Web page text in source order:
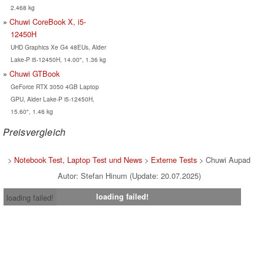
2.468 kg
Chuwi CoreBook X, i5-
12450H
UHD Graphics Xe G4 48EUs, Alder
Lake-P i5-12450H, 14.00", 1.36 kg
Chuwi GTBook
GeForce RTX 3050 4GB Laptop
GPU, Alder Lake-P i5-12450H,
15.60", 1.46 kg
Preisvergleich
> Notebook Test, Laptop Test und News > Externe Tests > Chuwi Aupad
Autor: Stefan Hinum (Update: 20.07.2025)
loading failed!
loading failed!